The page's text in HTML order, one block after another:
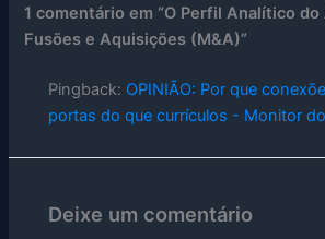
1 comentário em “O Perfil Analítico
Fusões e Aquisições (M&A)”
Pingback: OPINIÃO: Por que
portas do que currículos - Monitor
Deixe um comentário